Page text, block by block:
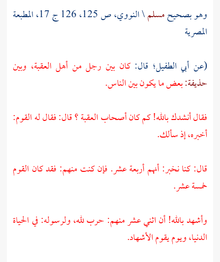
وهو بصحيحمسلم\النووي،
ص 125، 126 ج 17، المطبعة
المصرية
(عن أبي الطفيل؛ قال:كان بين رجل من أهل العقبة، وبين
حذيفة:بعض ما يكون بين الناس.
فقال أنشدك بالله! كم كان أصحابالعقبة ؟قال: فقال له القوم:
أخبره، إذ سألك.
قال: كنا نخبر: أنهم أربعة عشر. فإن كنت منهم: فقد كان القوم
خمسة عشر.
وأشهد بالله! أن اثني عشر منهم: حرب لله، ولرسوله: في الحياة
الدنيا، ويوم يقوم الأشهاد.